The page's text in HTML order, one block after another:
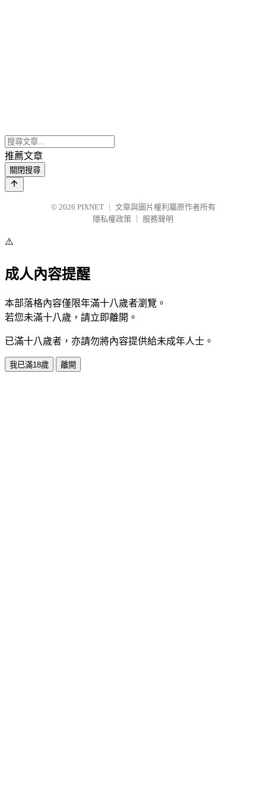
推薦文章
關閉搜尋
© 2026 PIXNET
文章與圖片權利屬原作者所有
隱私權政策
服務聲明
⚠️
成人內容提醒
本部落格內容僅限年滿十八歲者瀏覽。
若您未滿十八歲，請立即離開。
已滿十八歲者，亦請勿將內容提供給未成年人士。
我已滿18歲 離開